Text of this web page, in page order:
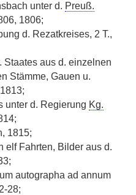
unter d. Preuß.
1806;
d. Rezatkreises, 2 T.,
Staates aus d. einzelnen
Stämme, Gauen u.
unter d. Regierung Kg.
1815;
elf Fahrten, Bilder aus d.
autographa ad annum
28;